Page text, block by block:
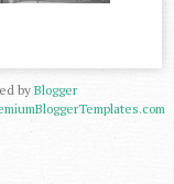
by Blogger